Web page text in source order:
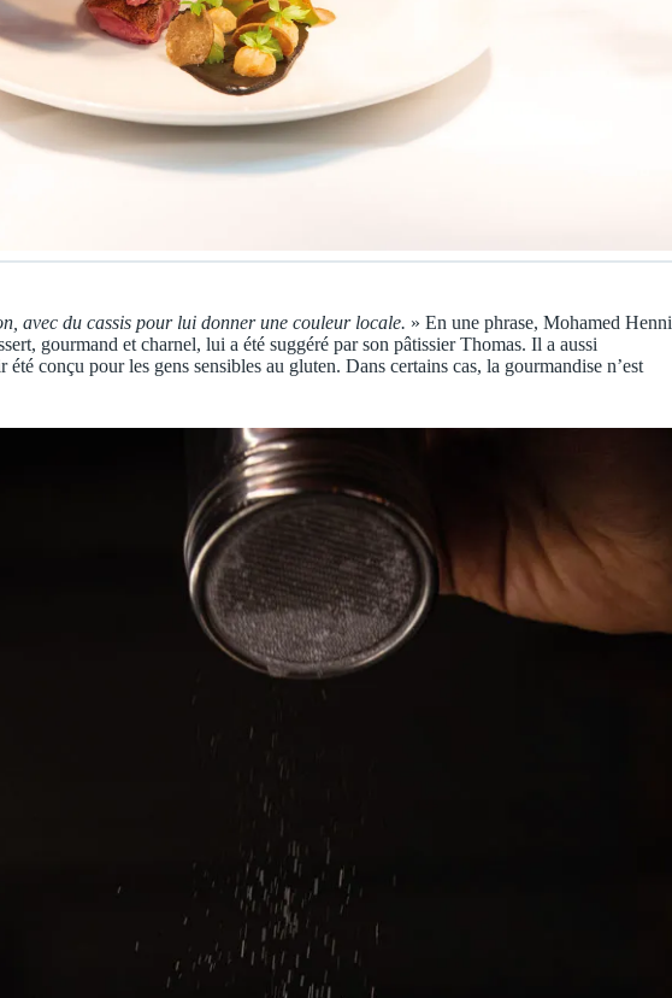
avec du cassis pour lui donner une couleur locale. » En une phrase, Mohamed Henni
gourmand et charnel, lui a été suggéré par son pâtissier Thomas. Il a aussi
été conçu pour les gens sensibles au gluten. Dans certains cas, la gourmandise n’est